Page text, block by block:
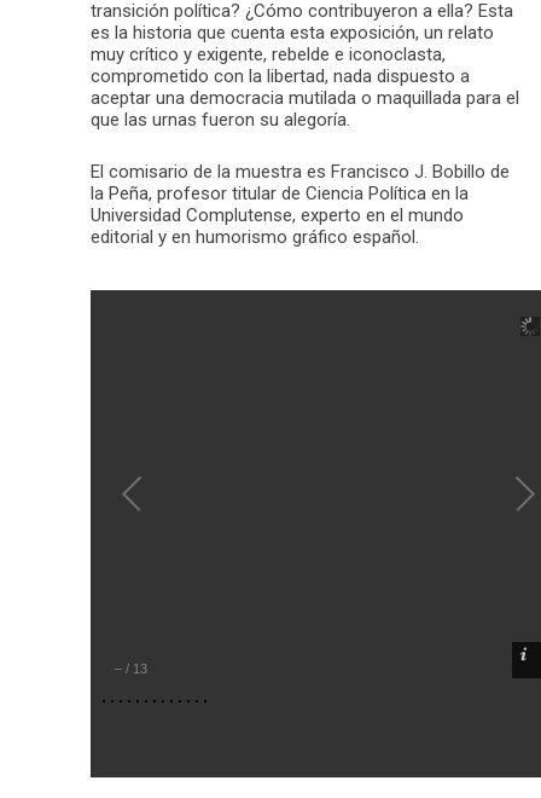
transición política? ¿Cómo contribuyeron a ella? Esta
es la historia que cuenta esta exposición, un relato
muy crítico y exigente, rebelde e iconoclasta,
comprometido con la libertad, nada dispuesto a
aceptar una democracia mutilada o maquillada para el
que las urnas fueron su alegoría.
El comisario de la muestra es Francisco J. Bobillo de
la Peña, profesor titular de Ciencia Política en la
Universidad Complutense, experto en el mundo
editorial y en humorismo gráfico español.
– / 13